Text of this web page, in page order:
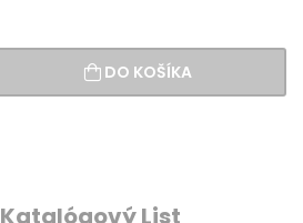
DO KOŠÍKA
Katalógový List